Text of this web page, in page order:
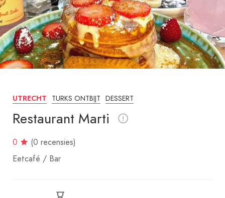
UTRECHT TURKS ONTBIJT DESSERT
Restaurant Marti
0
(0 recensies)
Eetcafé / Bar